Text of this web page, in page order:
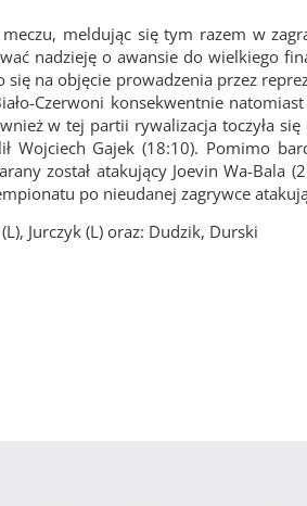
meldując się tym razem w
nadzieję o awansie do wielkiego
na objęcie prowadzenia przez
Czerwoni konsekwentnie
w tej partii rywalizacja toczyła się
Wojciech Gajek (18:10). Pomimo
został atakujący Joevin Wa-Bala
po nieudanej zagrywce
Jurczyk (L) oraz: Dudzik, Durski